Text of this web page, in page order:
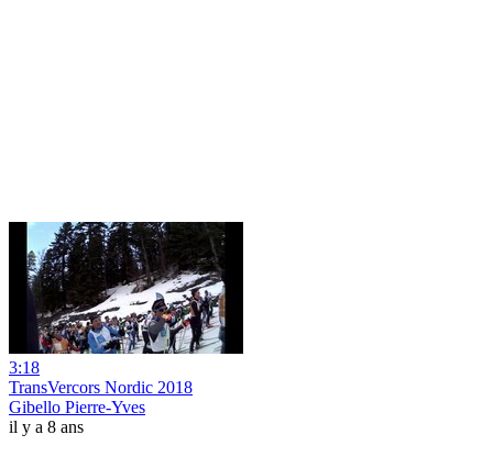
3:18
TransVercors Nordic 2018
Gibello Pierre-Yves
il y a 8 ans